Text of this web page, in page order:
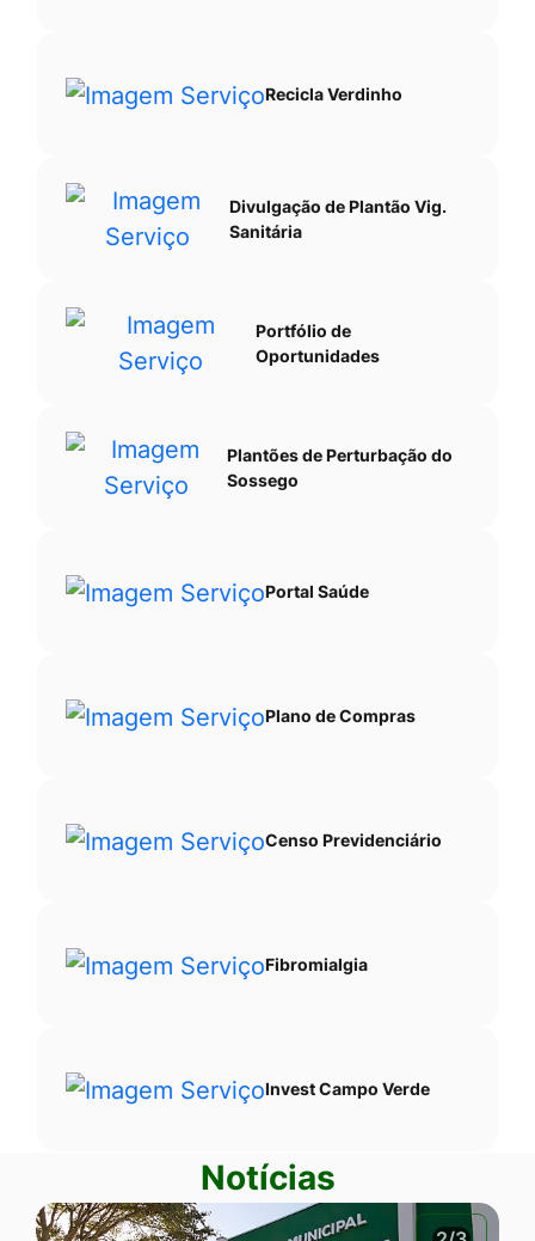
Recicla Verdinho
Divulgação de Plantão Vig.
Sanitária
Portfólio de
Oportunidades
Plantões de Perturbação do
Sossego
Portal Saúde
Plano de Compras
Censo Previdenciário
Fibromialgia
Invest Campo Verde
Notícias